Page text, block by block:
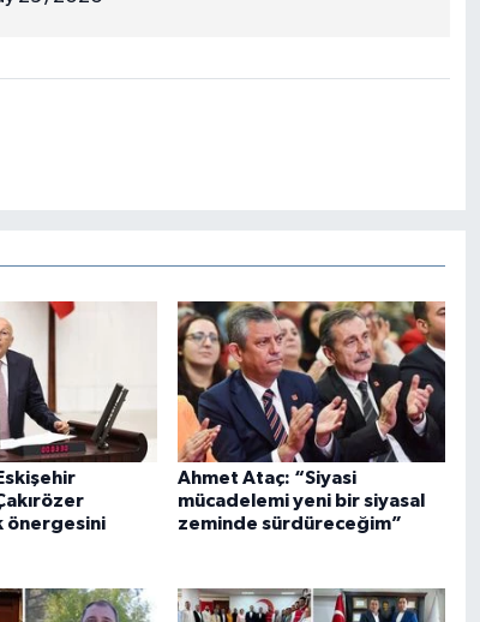
önergesini
Ahmet Ataç: “Siyasi
mücadelemi yeni bir siyasal
zeminde sürdüreceğim”